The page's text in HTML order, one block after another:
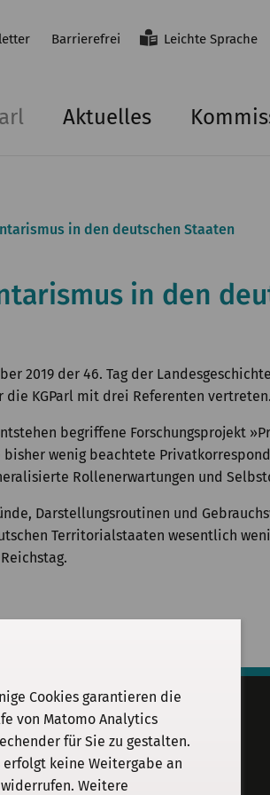
Barrierefrei Leichte Sprache
Aktuelles
in den deutschen Staaten
in den
2019 der 46. Tag der
die KGParl mit drei Referenten vertreten.
begriffene Forschungsprojekt
wenig beachtete
Rollenerwartungen und
Darstellungsroutinen und
Territorialstaaten wesentlich
E-Mail
info@kgparl.de
Cookies garantieren die
von Matomo Analytics
für Sie zu gestalten.
keine Weitergabe an
Weitere